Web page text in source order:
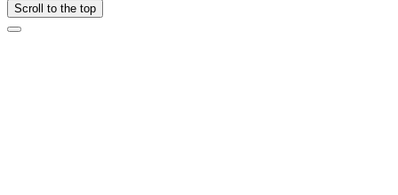
Scroll to the top